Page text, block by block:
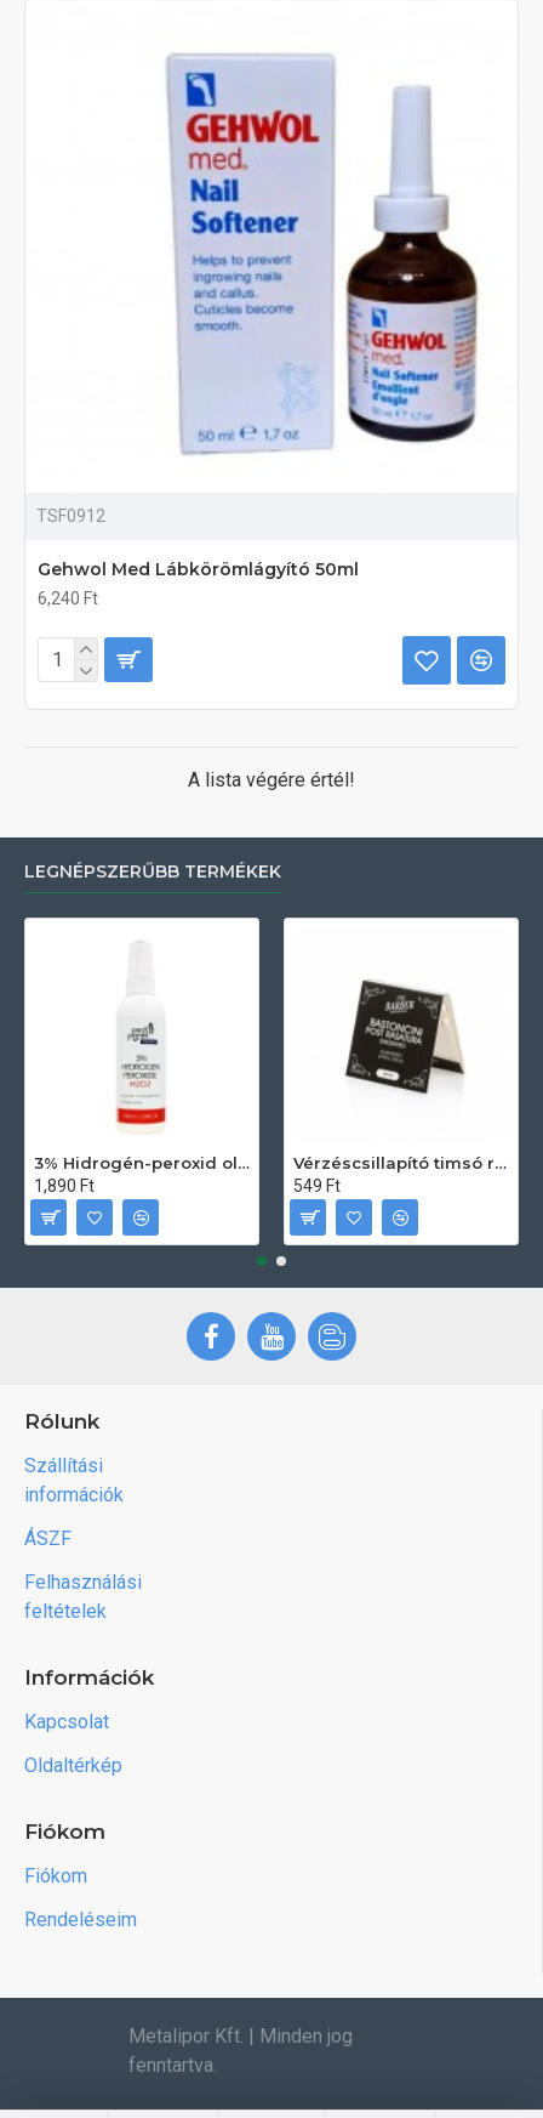
TSF0912
Gehwol Med Lábkörömlágyító 50ml
6,240 Ft
A lista végére értél!
LEGNÉPSZERŰBB TERMÉKEK
3% Hidrogén-peroxid oldat (sebfertőtlenítő) 100ml
1,890 Ft
Vérzéscsillapító timsó rúd 20db
549 Ft
Rólunk
Szállítási
információk
ÁSZF
Felhasználási
feltételek
Információk
Kapcsolat
Oldaltérkép
Fiókom
Fiókom
Rendeléseim
Metalipor Kft. | Minden jog
fenntartva.